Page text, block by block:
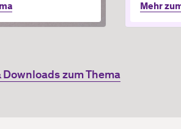
Mehr
zum Thema